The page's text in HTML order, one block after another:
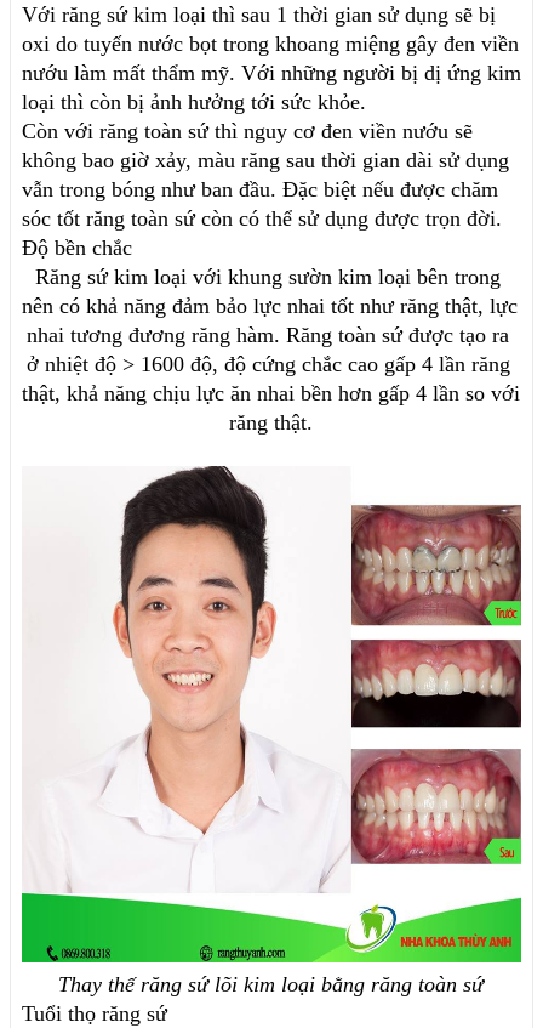
Với răng sứ kim loại thì sau 1 thời gian sử dụng sẽ bị
oxi do tuyến nước bọt trong khoang miệng gây đen viền
nướu làm mất thẩm mỹ. Với những người bị dị ứng kim
loại thì còn bị ảnh hưởng tới sức khỏe.
Còn với răng toàn sứ thì nguy cơ đen viền nướu sẽ
không bao giờ xảy, màu răng sau thời gian dài sử dụng
vẫn trong bóng như ban đầu. Đặc biệt nếu được chăm
sóc tốt răng toàn sứ còn có thể sử dụng được trọn đời.
Độ bền chắc
Răng sứ kim loại với khung sườn kim loại bên trong
nên có khả năng đảm bảo lực nhai tốt như răng thật, lực
nhai tương đương răng hàm. Răng toàn sứ được tạo ra
ở nhiệt độ > 1600 độ, độ cứng chắc cao gấp 4 lần răng
thật, khả năng chịu lực ăn nhai bền hơn gấp 4 lần so với
răng thật.
Thay thế răng sứ lõi kim loại bằng răng toàn sứ
Tuổi thọ răng sứ